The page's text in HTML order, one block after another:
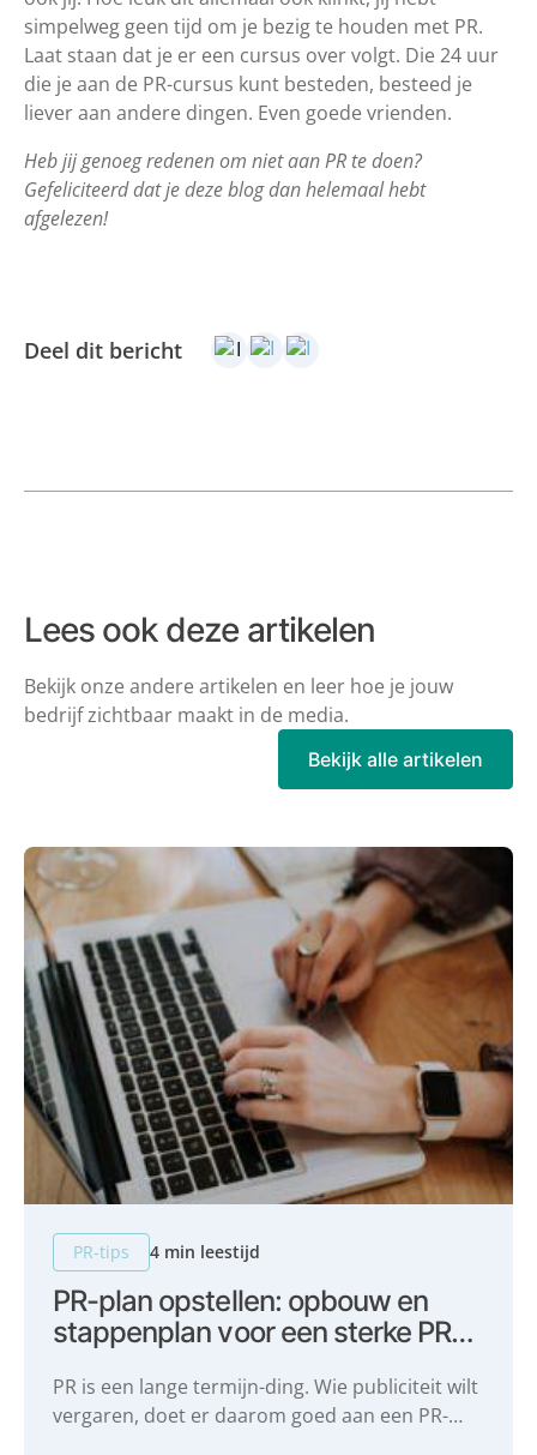
simpelweg geen tijd om je bezig te houden met PR.
Laat staan dat je er een cursus over volgt. Die 24 uur
die je aan de PR-cursus kunt besteden, besteed je
liever aan andere dingen. Even goede vrienden.
Heb jij genoeg redenen om niet aan PR te doen?
Gefeliciteerd dat je deze blog dan helemaal hebt
afgelezen!
Deel dit bericht
Lees ook deze artikelen
Bekijk onze andere artikelen en leer hoe je jouw
bedrijf zichtbaar maakt in de media.
Bekijk alle artikelen
PR-tips 4 min leestijd
PR-plan opstellen: opbouw en
stappenplan voor een sterke PR-
PR is een lange termijn-ding. Wie publiciteit wilt
vergaren, doet er daarom goed aan een PR-